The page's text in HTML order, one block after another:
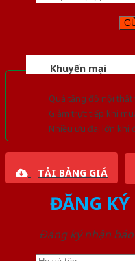
Khuyến mại
Quà tặng đồ nội
Giảm trực tiếp khi
Nhiều ưu đãi lớn khi
TẢI BẢNG GIÁ
ĐĂNG
Đăng ký nhận